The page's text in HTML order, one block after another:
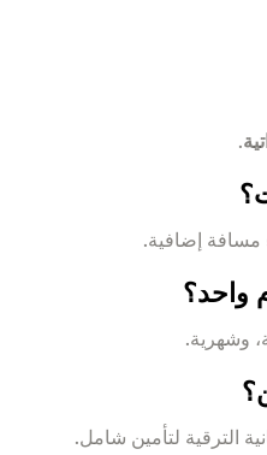
.
إضافية.
واحد؟
وشهرية.
الترقية لتأمين شامل.